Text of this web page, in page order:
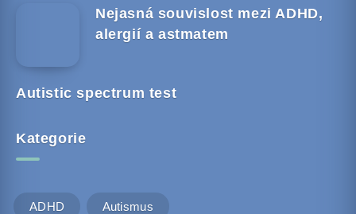
Nejasná souvislost mezi ADHD,
alergií a astmatem
Autistic spectrum test
Kategorie
ADHD Autismus